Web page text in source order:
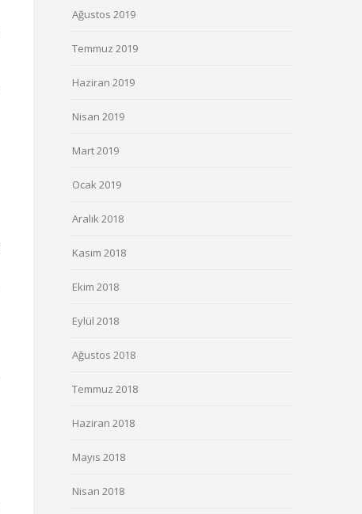
Ağustos 2019
Temmuz 2019
Haziran 2019
Nisan 2019
Mart 2019
Ocak 2019
Aralık 2018
Kasım 2018
Ekim 2018
Eylül 2018
Ağustos 2018
Temmuz 2018
Haziran 2018
Mayıs 2018
Nisan 2018